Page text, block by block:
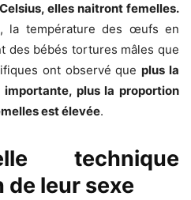
elles naitront femelles.
la température des œufs en
des bébés tortures mâles que
ont observé queplus la
plus la proportion
est élevée.
technique
de leur sexe